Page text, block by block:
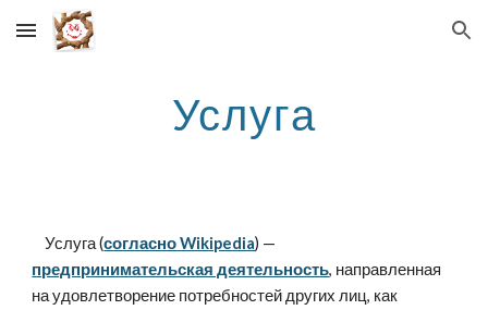
Skip to main content Skip to navigation
Услуга
    Услуга (
согласно Wikipedia
предпринимательская деятельность, направленная
на удовлетворение потребностей других лиц, как